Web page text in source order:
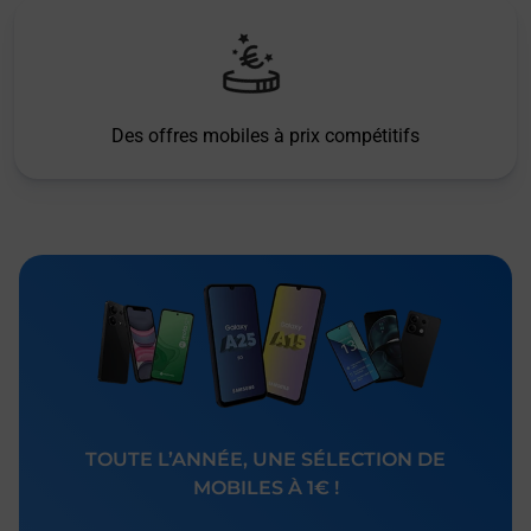
Des offres mobiles à prix compétitifs
TOUTE L’ANNÉE, UNE SÉLECTION DE
MOBILES À 1€ !